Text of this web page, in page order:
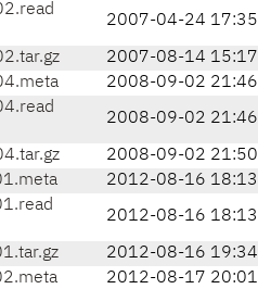
2007-04-24 17:35
2007-08-14 15:17
2008-09-02 21:46
2008-09-02 21:46
2008-09-02 21:50
2012-08-16 18:13
2012-08-16 18:13
2012-08-16 19:34
2012-08-17 20:01